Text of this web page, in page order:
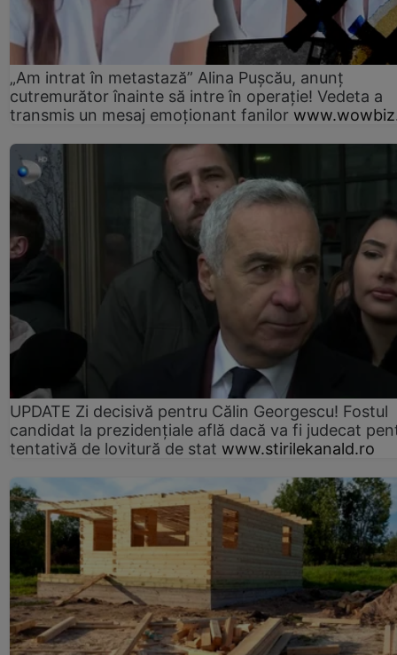
„Am intrat în metastază” Alina Pușcău, anunț
cutremurător înainte să intre în operație! Vedeta a
transmis un mesaj emoționant fanilor
UPDATE Zi decisivă pentru Călin Georgescu! Fostul
candidat la prezidențiale află dacă va fi judecat
tentativă de lovitură de stat www.stirilekanald.ro